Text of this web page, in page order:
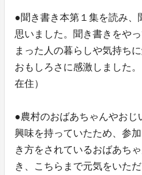
●聞き書き本第１集を読み、
思いました。聞き書きをや
まった人の暮らしや気持ち
おもしろさに感激しました
在住）
●農村のおばあちゃんやおじ
興味を持っていたため、参
き方をされているおばあち
き、こちらまで元気をいた